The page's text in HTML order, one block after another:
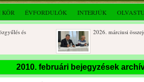
KÖR ÉVFORDULÓK INTERJÚK
2026. márciusi összejövetel
Dálnoki József 90 éves
2010. februári bejegyzések